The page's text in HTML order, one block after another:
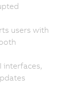
users with
interfaces,